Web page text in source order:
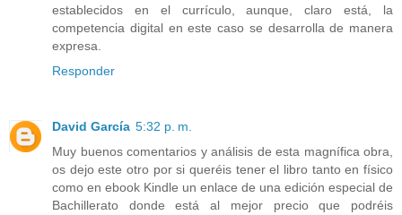
establecidos en el currículo, aunque, claro está, la
competencia digital en este caso se desarrolla de manera
expresa.
Responder
David García 5:32 p. m.
Muy buenos comentarios y análisis de esta magnífica obra,
os dejo este otro por si queréis tener el libro tanto en físico
como en ebook Kindle un enlace de una edición especial de
Bachillerato donde está al mejor precio que podréis